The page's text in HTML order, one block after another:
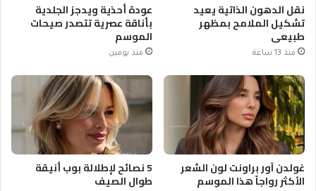
نقل الدهون الذاتية يعيد
تشكيل الملامح بمظهر
طبيعي
منذ 13 ساعة
عودة أحذية ويدجز الجلدية
بأناقة عصرية تتصدر صيحات
الموسم
منذ يومين
غولدن آور براونت لون الشعر
الأكثر رواجاً هذا الموسم
5 نصائح لإطلالة بوب أنيقة
طوال الصيف